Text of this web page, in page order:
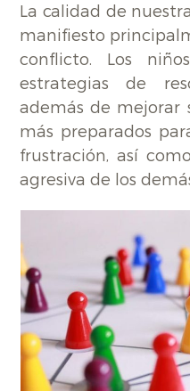
La calidad de
manifiesto
conflicto. Los
estrategias de
además de mejorar
más preparados
frustración, así
agresiva de los